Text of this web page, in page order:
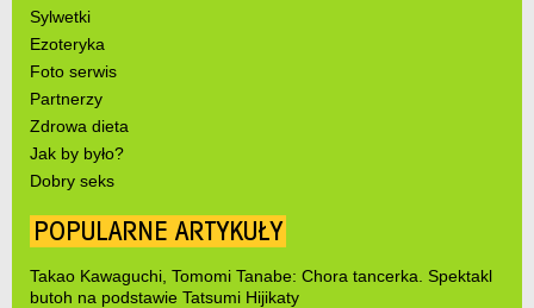
Sylwetki
Ezoteryka
Foto serwis
Partnerzy
Zdrowa dieta
Jak by było?
Dobry seks
POPULARNE ARTYKUŁY
Takao Kawaguchi, Tomomi Tanabe: Chora tancerka. Spektakl
butoh na podstawie Tatsumi Hijikaty